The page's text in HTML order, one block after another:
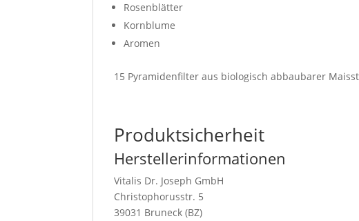
Rosenblätter
Kornblume
Aromen
15 Pyramidenfilter aus biologisch abbaubarer
Produktsicherheit
Herstellerinformationen
Vitalis Dr. Joseph GmbH
Christophorusstr. 5
39031 Bruneck (BZ)